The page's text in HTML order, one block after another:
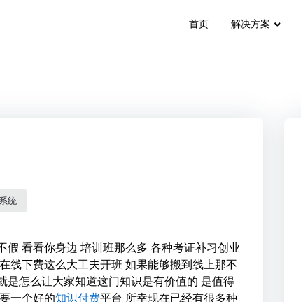
首页 解决方案
统
假 看看你身边 培训班那么多 各种考证补习创业
线下费这么大工夫开班 如果能够搬到线上那不
是怎么让大家知道这门知识是有价值的 是值得
一个好的知识付费平台 所幸现在已经有很多种